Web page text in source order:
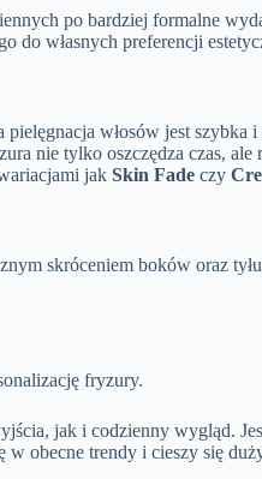
po bardziej formalne
do własnych preferencji
włosów jest szybka
nie tylko oszczędza czas,
jak Skin Fade czy
skróceniem boków oraz
fryzury.
jak i codzienny wygląd.
trendy i cieszy się